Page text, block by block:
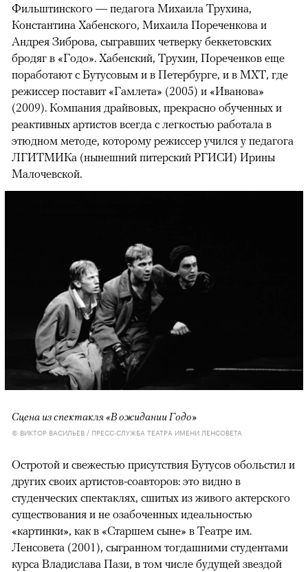
Фильштинского — педагога Михаила Трухина,
Константина Хабенского, Михаила Пореченкова и
Андрея Зиброва, сыгравших четверку беккетовских
бродяг в «Годо». Хабенский, Трухин, Пореченков еще
поработают с Бутусовым и в Петербурге, и в МХТ, где
режиссер поставит «Гамлета» (2005) и «Иванова»
(2009). Компания драйвовых, прекрасно обученных и
реактивных артистов всегда с легкостью работала в
этюдном методе, которому режиссер учился у педагога
ЛГИТМИКа (нынешний питерский РГИСИ) Ирины
Малочевской.
Сцена из спектакля «В ожидании Годо»
© ВИКТОР ВАСИЛЬЕВ / ПРЕСС-СЛУЖБА ТЕАТРА ИМЕНИ ЛЕНСОВЕТА
Остротой и свежестью присутствия Бутусов обольстил и
других своих артистов-соавторов: это видно в
студенческих спектаклях, сшитых из живого актерского
существования и не озабоченных идеальностью
«картинки», как в «Старшем сыне» в Театре им.
Ленсовета (2001), сыгранном тогдашними студентами
курса Владислава Пази, в том числе будущей звездой